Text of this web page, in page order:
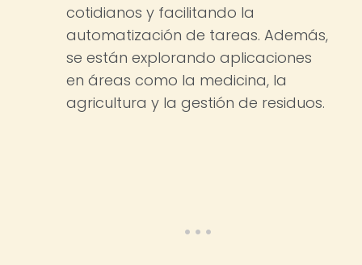
cotidianos y facilitando la
automatización de tareas. Además,
se están explorando aplicaciones
en áreas como la medicina, la
agricultura y la gestión de residuos.